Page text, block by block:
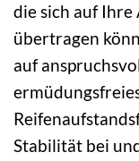
die sich auf
übertragen
auf
Stabilität bei